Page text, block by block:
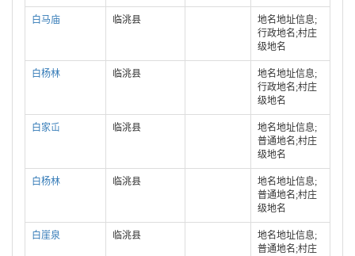
白马庙 临洮县
地名地址信息;
行政地名;村庄
级地名
白杨林 临洮县
地名地址信息;
行政地名;村庄
级地名
白家屲 临洮县
地名地址信息;
普通地名;村庄
级地名
白杨林 临洮县
地名地址信息;
普通地名;村庄
级地名
白崖泉 临洮县
地名地址信息;
普通地名;村庄